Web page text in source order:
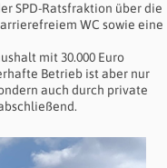
SPD-Ratsfraktion über die
WC sowie eine
mit 30.000 Euro
Betrieb ist aber nur
auch durch private